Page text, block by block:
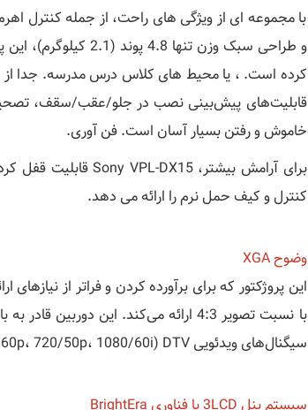
با مجموعه ای از ویژگی های راحت، از جمله کنترل
و طراحی سبک وزن
کرده است. ، یا محیط های کلاس درس مدرسه. جدا از
خاموش و رفتن بسیار آسان است. فن آوری.
کنترل و کیف حمل نرم را ارائه می دهد.
وضوح XGA
با نسبت تصویر 4:3 ارائه می‌کند. این
سیگنال‌های ویدئویی DTV (480i/p، 575i/p، 720/60p، 720/50p، 1080/60i، و 1080/50i) پشتیبانی می‌کند.
سیستم پنل 3LCD با فناوری BrightEra